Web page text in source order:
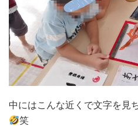
中にはこんな近くで文字を見
笑